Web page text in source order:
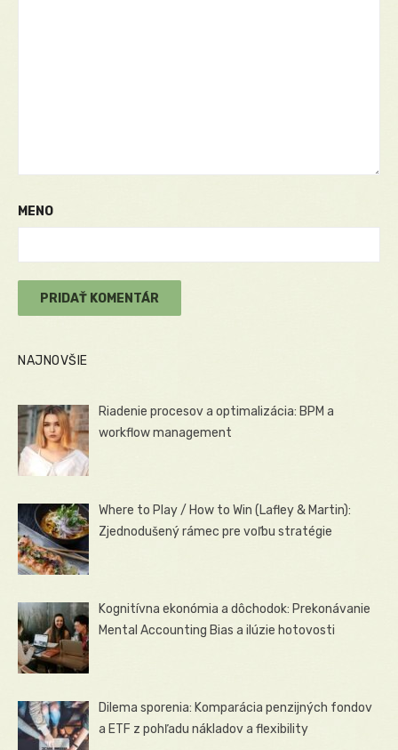
MENO
NAJNOVŠIE
Riadenie procesov a optimalizácia: BPM a
workflow management
Where to Play / How to Win (Lafley & Martin):
Zjednodušený rámec pre voľbu stratégie
Kognitívna ekonómia a dôchodok: Prekonávanie
Mental Accounting Bias a ilúzie hotovosti
Dilema sporenia: Komparácia penzijných fondov
a ETF z pohľadu nákladov a flexibility